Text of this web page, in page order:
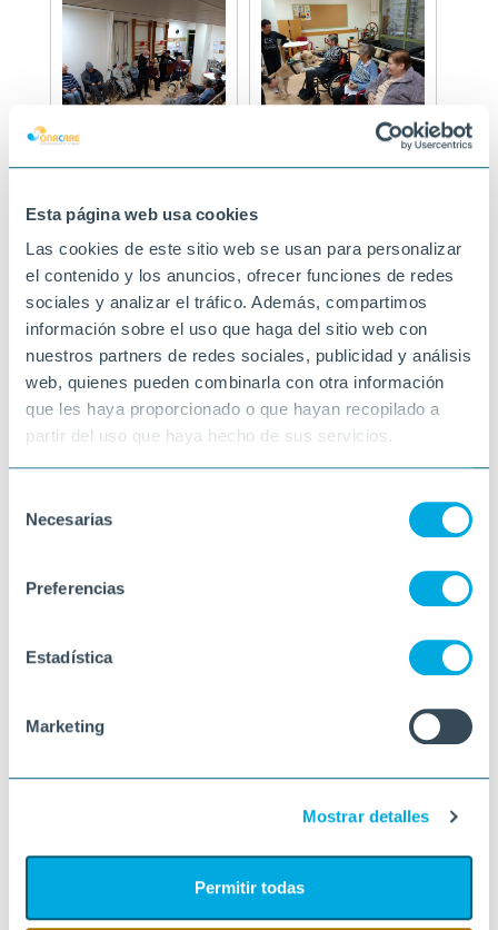
Esta página web usa cookies
Las cookies de este sitio web se usan para personalizar
el contenido y los anuncios, ofrecer funciones de redes
sociales y analizar el tráfico. Además, compartimos
información sobre el uso que haga del sitio web con
nuestros partners de redes sociales, publicidad y análisis
web, quienes pueden combinarla con otra información
que les haya proporcionado o que hayan recopilado a
partir del uso que haya hecho de sus servicios.
Necesarias
Preferencias
Estadística
Marketing
Mostrar detalles
Permitir todas